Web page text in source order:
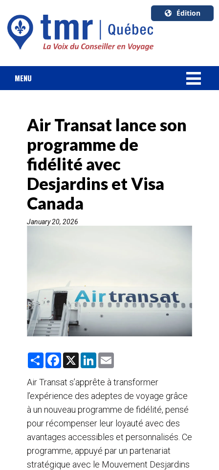
Édition
U.S.A.
English
Canada
MENU
FORFAIT VACANCES
CROISIÈRES
HOTELS & RESORTS
DESTINATIONS
Air Transat lance son
programme de
fidélité avec
Desjardins et Visa
Canada
January 20, 2026
S
r
e
F
e
b
o
k
X
L
k
e
d
n
i
l
Air Transat s’apprête à transformer
l’expérience des adeptes de voyage grâce
à un nouveau programme de fidélité, pensé
pour récompenser leur loyauté avec des
avantages accessibles et personnalisés. Ce
programme, appuyé par un partenariat
stratégique avec le Mouvement Desjardins